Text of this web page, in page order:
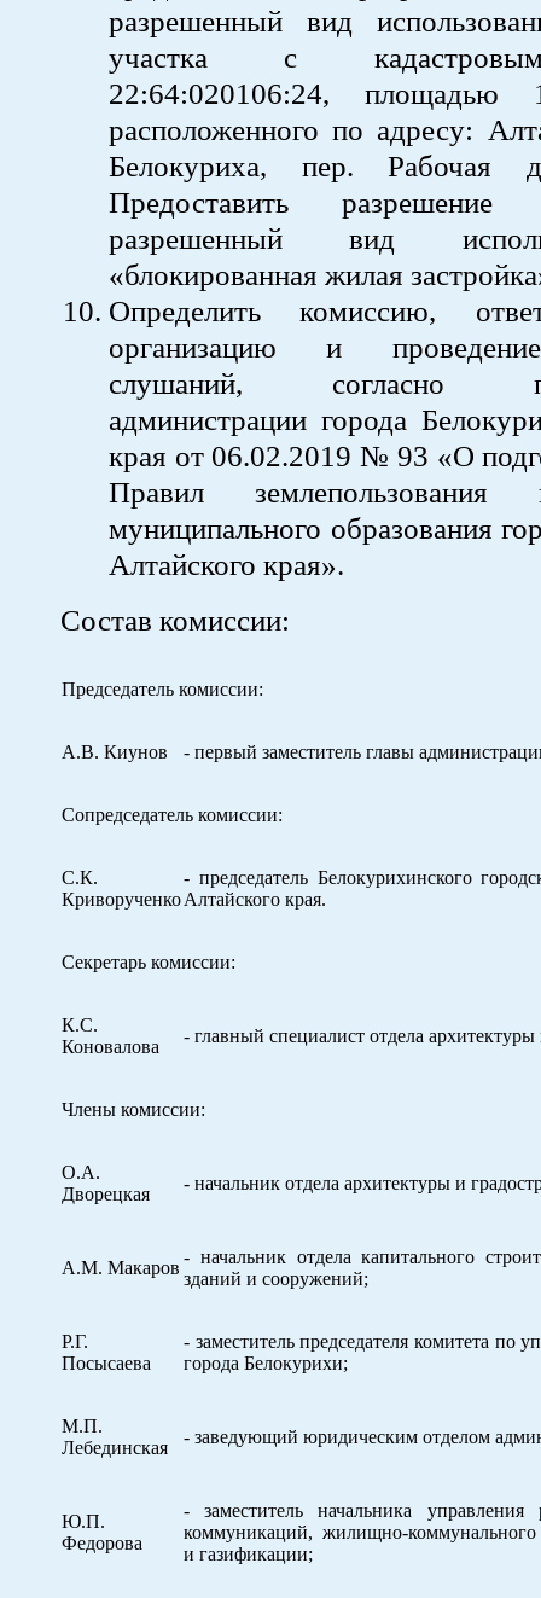
разрешенный вид
участка с
22:64:020106:24,
расположенного по адресу:
Белокуриха, пер.
Предоставить
разрешенный вид
«блокированная жилая
Определить комиссию,
организацию и
слушаний, согласно
администрации города
края от 06.02.2019 № 93 «О
Правил землепользования
муниципального образования
Алтайского края».
Состав комиссии:
Председатель комиссии:
А.В. Киунов - первый заместитель главы
Сопредседатель комиссии:
С.К.
Криворученко
- председатель Белокурихинского
Алтайского края.
Секретарь комиссии:
К.С.
Коновалова
- главный специалист отдела архитектуры
Члены комиссии:
О.А.
Дворецкая
- начальник отдела архитектуры и
А.М. Макаров
- начальник отдела капитального
зданий и сооружений;
Р.Г.
Посысаева
- заместитель председателя комитета по
города Белокурихи;
М.П.
Лебединская
- заведующий юридическим отделом
Ю.П.
Федорова
- заместитель начальника управления
коммуникаций, жилищно-коммунального
и газификации;